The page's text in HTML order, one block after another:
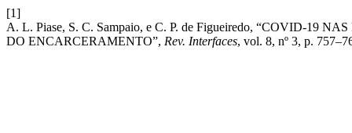
[1]
A. L. Piase, S. C. Sampaio, e C. P. de Figueiredo, “COVID-19
DO ENCARCERAMENTO”, Rev. Interfaces, vol. 8, nº 3, p.